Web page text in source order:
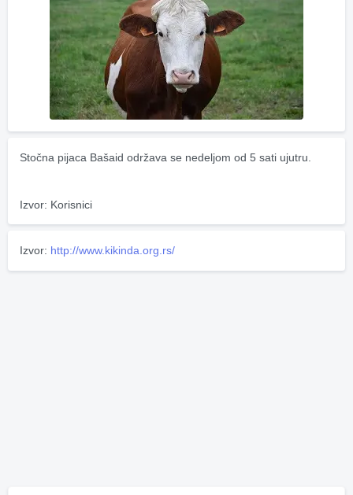
Stočna pijaca Bašaid održava se nedeljom od 5 sati ujutru.
Izvor: Korisnici
Izvor: http://www.kikinda.org.rs/